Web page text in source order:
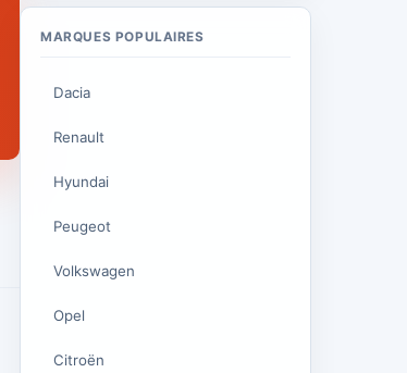
MARQUES POPULAIRES
Dacia
Renault
Hyundai
Peugeot
Volkswagen
Opel
Citroën